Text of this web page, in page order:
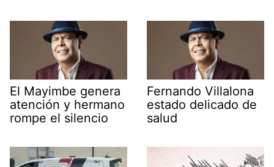
El Mayimbe genera
atención y hermano
rompe el silencio
Fernando Villalona
estado delicado de
salud